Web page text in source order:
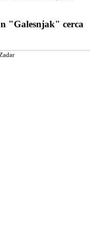
"Galesnjak" cerca